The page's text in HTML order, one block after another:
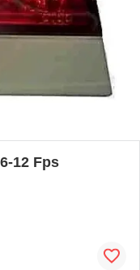
12 Fps